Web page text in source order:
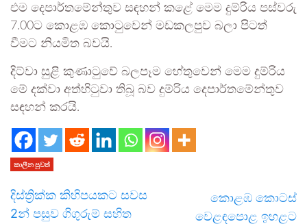
එම දෙපාර්තමේන්තුව සඳහන් කළේ මෙම දුම්රිය පස්වරු
7.00ට කොළඹ කොටුවෙන් මඩකලපුව බලා පිටත්
වීමට නියමිත බවයි.
දිට්වා සුළි කුණාටුවේ බලපෑම හේතුවෙන් මෙම දුම්රිය
මේ දක්වා අත්හිටුවා තිබූ බව දුම්රිය දෙපාර්තමේන්තුව
සඳහන් කරයි.
කාලීන පුවත්
දිස්ත්‍රික්ක කිහිපයකට සවස
2න් පසුව ගිගුරුම් සහිත
කොළඹ කොටස්
වෙළඳපොළ ඉහළට